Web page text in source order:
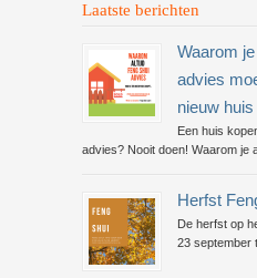
Laatste berichten
Waarom
advies
nieuw
Een huis
advies? Nooit doen! Waarom je
Herfst
De herfst op
23 september